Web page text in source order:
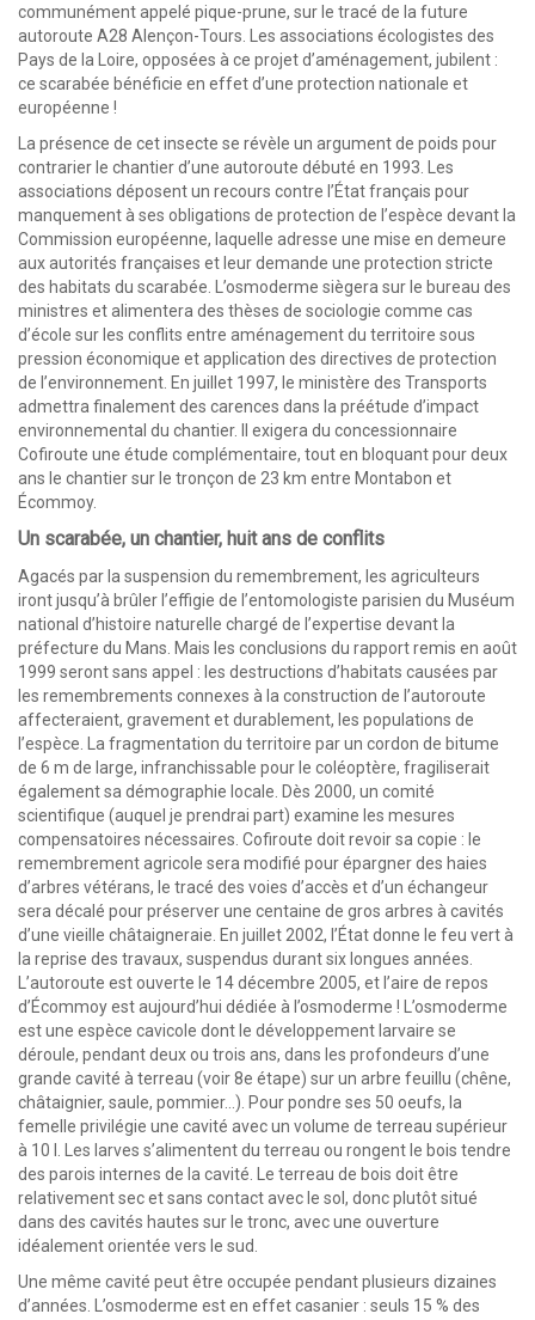
communément appelé pique-prune, sur le tracé de la future
autoroute A28 Alençon-Tours. Les associations écologistes des
Pays de la Loire, opposées à ce projet d’aménagement, jubilent :
ce scarabée bénéficie en effet d’une protection nationale et
européenne !
La présence de cet insecte se révèle un argument de poids pour
contrarier le chantier d’une autoroute débuté en 1993. Les
associations déposent un recours contre l’État français pour
manquement à ses obligations de protection de l’espèce devant la
Commission européenne, laquelle adresse une mise en demeure
aux autorités françaises et leur demande une protection stricte
des habitats du scarabée. L’osmoderme siègera sur le bureau des
ministres et alimentera des thèses de sociologie comme cas
d’école sur les conflits entre aménagement du territoire sous
pression économique et application des directives de protection
de l’environnement. En juillet 1997, le ministère des Transports
admettra finalement des carences dans la préétude d’impact
environnemental du chantier. Il exigera du concessionnaire
Cofiroute une étude complémentaire, tout en bloquant pour deux
ans le chantier sur le tronçon de 23 km entre Montabon et
Écommoy.
Un scarabée, un chantier, huit ans de conflits
Agacés par la suspension du remembrement, les agriculteurs
iront jusqu’à brûler l’effigie de l’entomologiste parisien du Muséum
national d’histoire naturelle chargé de l’expertise devant la
préfecture du Mans. Mais les conclusions du rapport remis en août
1999 seront sans appel : les destructions d’habitats causées par
les remembrements connexes à la construction de l’autoroute
affecteraient, gravement et durablement, les populations de
l’espèce. La fragmentation du territoire par un cordon de bitume
de 6 m de large, infranchissable pour le coléoptère, fragiliserait
également sa démographie locale. Dès 2000, un comité
scientifique (auquel je prendrai part) examine les mesures
compensatoires nécessaires. Cofiroute doit revoir sa copie : le
remembrement agricole sera modifié pour épargner des haies
d’arbres vétérans, le tracé des voies d’accès et d’un échangeur
sera décalé pour préserver une centaine de gros arbres à cavités
d’une vieille châtaigneraie. En juillet 2002, l’État donne le feu vert à
la reprise des travaux, suspendus durant six longues années.
L’autoroute est ouverte le 14 décembre 2005, et l’aire de repos
d’Écommoy est aujourd’hui dédiée à l’osmoderme ! L’osmoderme
est une espèce cavicole dont le développement larvaire se
déroule, pendant deux ou trois ans, dans les profondeurs d’une
grande cavité à terreau (voir 8e étape) sur un arbre feuillu (chêne,
châtaignier, saule, pommier…). Pour pondre ses 50 oeufs, la
femelle privilégie une cavité avec un volume de terreau supérieur
à 10 l. Les larves s’alimentent du terreau ou rongent le bois tendre
des parois internes de la cavité. Le terreau de bois doit être
relativement sec et sans contact avec le sol, donc plutôt situé
dans des cavités hautes sur le tronc, avec une ouverture
idéalement orientée vers le sud.
Une même cavité peut être occupée pendant plusieurs dizaines
d’années. L’osmoderme est en effet casanier : seuls 15 % des